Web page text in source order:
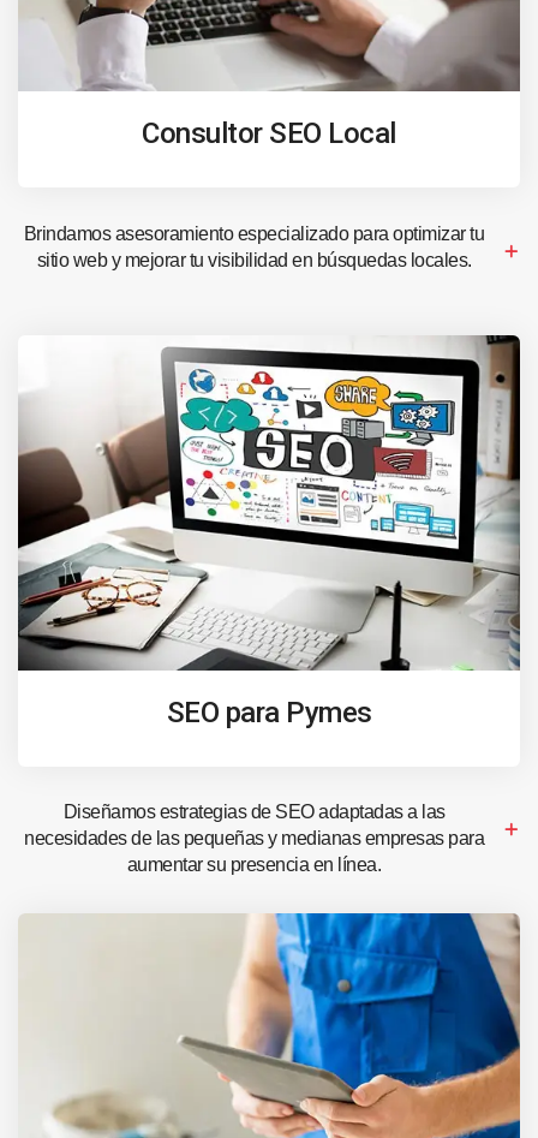
Consultor SEO Local
Brindamos asesoramiento especializado para optimizar tu
sitio web y mejorar tu visibilidad en búsquedas locales.
SEO para Pymes
Diseñamos estrategias de SEO adaptadas a las
necesidades de las pequeñas y medianas empresas para
aumentar su presencia en línea.